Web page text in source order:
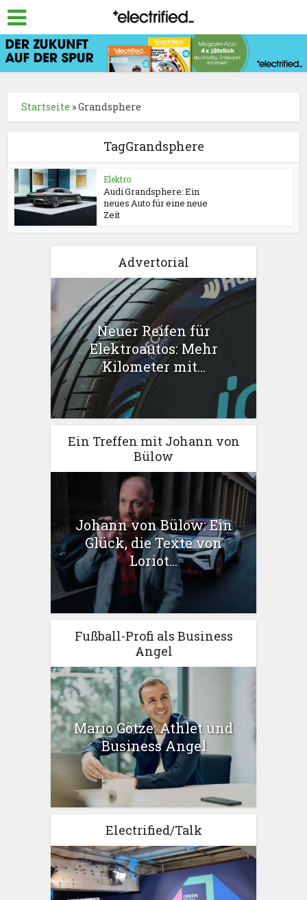
Startseite »Grandsphere
TagGrandsphere
Elektro
Audi Grandsphere: Ein
neues Auto für eine neue
Zeit
Advertorial
Neuer Reifen für
Elektroautos: Mehr
Kilometer mit...
Ein Treffen mit Johann von
Bülow
Johann von Bülow: Ein
Glück, die Texte von
Loriot...
Fußball-Profi als Business
Angel
Mario Götze: Athlet und
Business Angel
Electrified/Talk